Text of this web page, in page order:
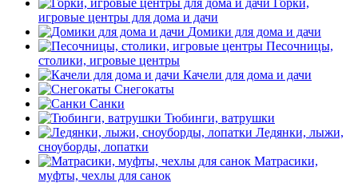
Горки,
игровые центры для дома и дачи
Домики для дома и дачи
Песочницы,
столики, игровые центры
Качели для дома и дачи
Снегокаты
Санки
Тюбинги, ватрушки
Ледянки, лыжи,
сноуборды, лопатки
Матрасики,
муфты, чехлы для санок